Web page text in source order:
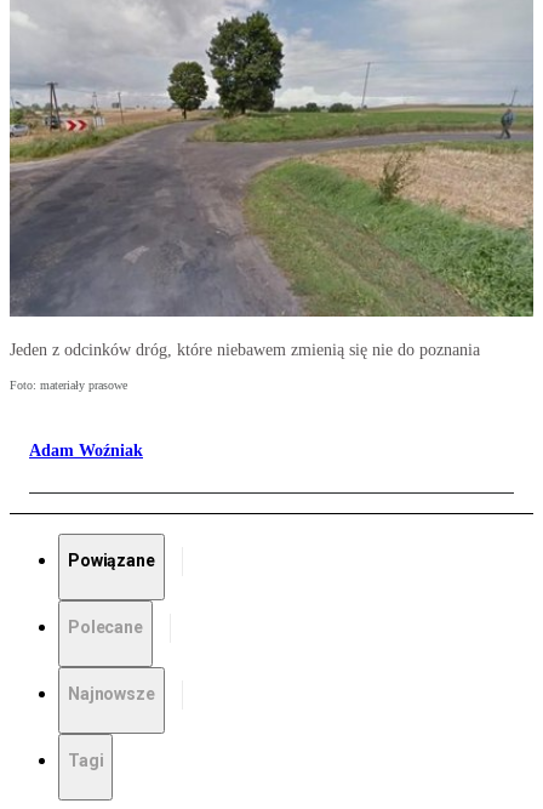
Jeden z odcinków dróg, które niebawem zmienią się nie do poznania
Foto: materiały prasowe
Adam Woźniak
Powiązane
Polecane
Najnowsze
Tagi